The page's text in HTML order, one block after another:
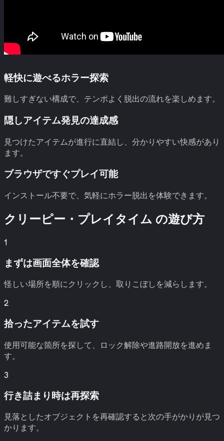
軽快に遊べるホラー探索
難しすぎない構成で、テンポよく脱出の流れを楽しめます。
隠しアイテム発見の達成感
見つけたアイテムが進行に直結し、分かりやすい快感があり
ます。
ブラウザですぐプレイ可能
インストール不要で、気軽にホラー脱出を体験できます。
クリーピー・プレイタイム の遊び方
1
まずは画面全体を確認
怪しい場所を順にクリックし、取りこぼしを減らします。
2
拾ったアイテムを試す
使用可能な箇所を探して、ロック解除や進路開放を進めま
す。
3
行き詰まり時は再探索
見落としたオブジェクトを再確認すると次の手がかりが見つ
かります。